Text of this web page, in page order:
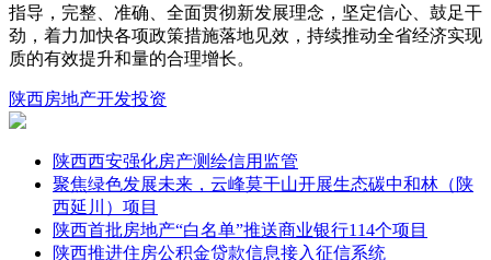
指导，完整、准确、全面贯彻新发展理念，坚定信心、鼓足干
劲，着力加快各项政策措施落地见效，持续推动全省经济实现
质的有效提升和量的合理增长。
陕西房地产开发投资
陕西西安强化房产测绘信用监管
聚焦绿色发展未来，云峰莫干山开展生态碳中和林（陕
西延川）项目
陕西首批房地产“白名单”推送商业银行114个项目
陕西推进住房公积金贷款信息接入征信系统